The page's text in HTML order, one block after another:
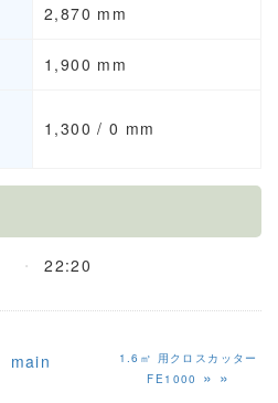
2,870 mm
1,900 mm
1,300 / 0 mm
22:20
main
1.6㎥ 用クロスカッター
FE1000
»